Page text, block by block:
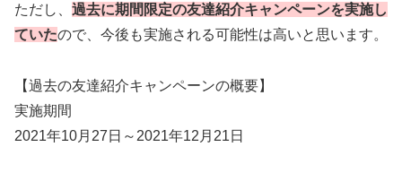
ただし、 過去に期間限定の友達紹介キャンペーンを実施し
ていたので、今後も実施される可能性は高いと思います。
【過去の友達紹介キャンペーンの概要】
実施期間
2021年10月27日～2021年12月21日